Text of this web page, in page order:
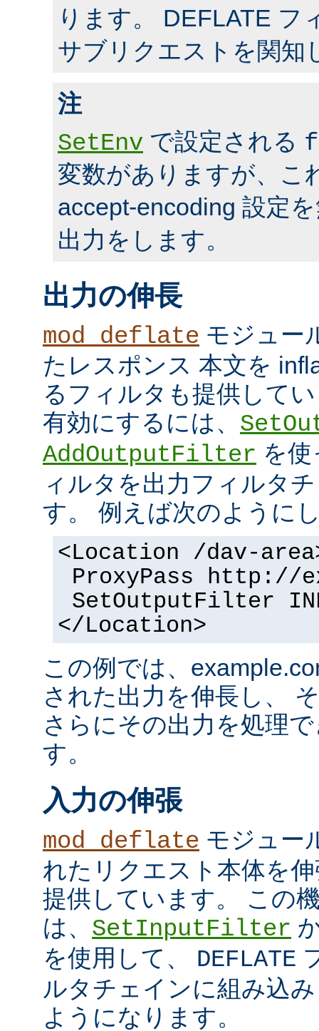
ります。 DEFLATE フ
サブリクエストを関知
注
SetEnv で設定される
変数がありますが、こ
accept-encoding 設定
出力をします。
出力の伸長
mod_deflate モジュー
たレスポンス 本文を
るフィルタも提供して
有効にするには、
AddOutputFilter を
ィルタを出力フィルタ
す。 例えば次のように
<Location /dav-
ProxyPass http://
SetOutputFilter
</Location>
この例では、
された出力を伸長し、
さらにその出力を処理
す。
入力の伸張
mod_deflate モジュー
れたリクエスト本体を
提供しています。 この
は、 SetInputFilter
を使用して、 DEFLATE
ルタチェインに組み込
ようになります。